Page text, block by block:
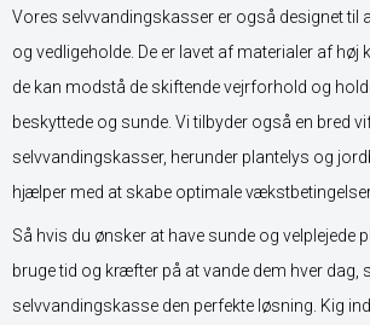
Vores selvvandingskasser er også designet til
og vedligeholde. De er lavet af materialer af høj
de kan modstå de skiftende vejrforhold og
beskyttede og sunde. Vi tilbyder også en bred
selvvandingskasser, herunder plantelys og
hjælper med at skabe optimale
Så hvis du ønsker at have sunde og velplejede
bruge tid og kræfter på at vande dem hver dag,
selvvandingskasse den perfekte løsning. Kig